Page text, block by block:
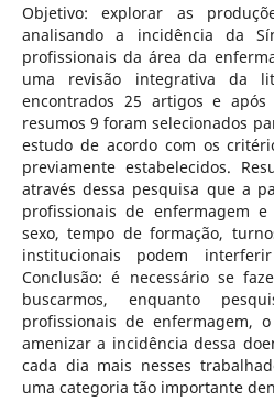
Objetivo: explorar as
analisando a incidência da
profissionais da área da
uma revisão integrativa da
encontrados 25 artigos e
resumos 9 foram selecionados
estudo de acordo com os
previamente estabelecidos.
através dessa pesquisa que a
profissionais de enfermagem
sexo, tempo de formação,
institucionais podem
Conclusão: é necessário se
buscarmos, enquanto
profissionais de enfermagem,
amenizar a incidência dessa
cada dia mais nesses
uma categoria tão importante